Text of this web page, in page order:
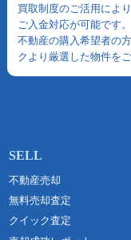
買取制度のご活用によ
ご入金対応が可能です。
不動産の購入希望者の
クより厳選した物件を
不動産売却
無料売却査定
クイック査定